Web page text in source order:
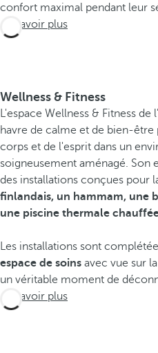
confort maximal pendant leur
En savoir plus
Wellness & Fitness
L'espace Wellness & Fitness
havre de calme et de bien-
corps et de l'esprit dans un
soigneusement aménagé. Son
des installations conçues pour
finlandais, un hammam, une
une piscine thermale
Les installations sont
espace de soins avec vue sur
un véritable moment de
En savoir plus